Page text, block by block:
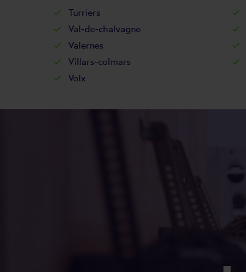
Turriers
Val-de-chalvagne
Valernes
Villars-colmars
Volx